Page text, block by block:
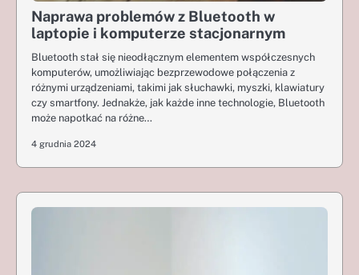
Naprawa problemów z Bluetooth w
laptopie i komputerze stacjonarnym
Bluetooth stał się nieodłącznym elementem współczesnych
komputerów, umożliwiając bezprzewodowe połączenia z
różnymi urządzeniami, takimi jak słuchawki, myszki, klawiatury
czy smartfony. Jednakże, jak każde inne technologie, Bluetooth
może napotkać na różne…
4 grudnia 2024